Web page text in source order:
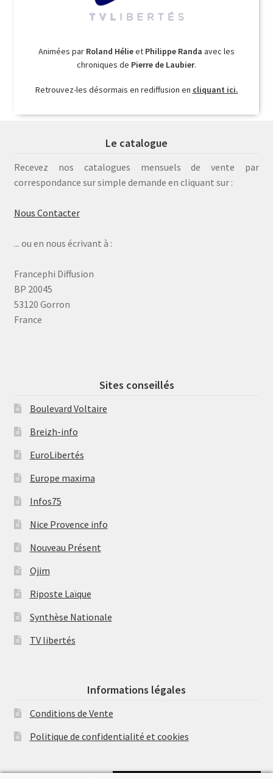
Animées par Roland Hélieet Philippe Randa avec les
chroniques de Pierre de Laubier.
Retrouvez-les désormais en rediffusion en cliquant ici.
Le catalogue
Recevez nos catalogues mensuels de vente par
correspondance sur simple demande en cliquant sur :
Nous Contacter
... ou en nous écrivant à :
Francephi Diffusion
BP 20045
53120 Gorron
France
Sites conseillés
Boulevard Voltaire
Breizh-info
EuroLibertés
Europe maxima
Infos75
Nice Provence info
Nouveau Présent
Ojim
Riposte Laïque
Synthèse Nationale
TV libertés
Informations légales
Conditions de Vente
Politique de confidentialité et cookies